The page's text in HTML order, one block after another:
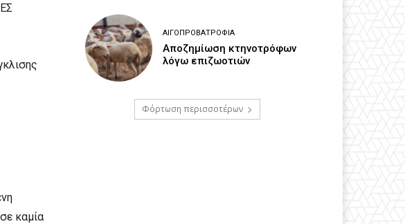
καμία
ΑΙΓΟΠΡΟΒΑΤΡΟΦΊΑ
Αποζημίωση κτηνοτρόφων
λόγω επιζωοτιών
Φόρτωση περισσοτέρων